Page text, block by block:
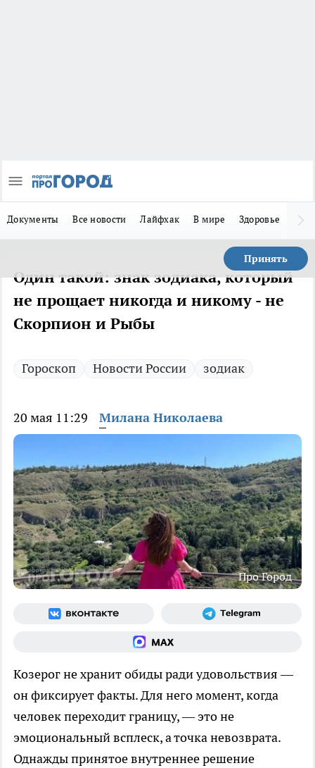
Документы Все новости Лайфхак В мире Здоровье
Принять
Один такой: знак зодиака, который
не прощает никогда и никому - не
Скорпион и Рыбы
Гороскоп Новости России зодиак
20 мая 11:29 Милана Николаева
Про Город
Козерог не хранит обиды ради удовольствия —
он фиксирует факты. Для него момент, когда
человек переходит границу, — это не
эмоциональный всплеск, а точка невозврата.
Однажды принятое внутреннее решение